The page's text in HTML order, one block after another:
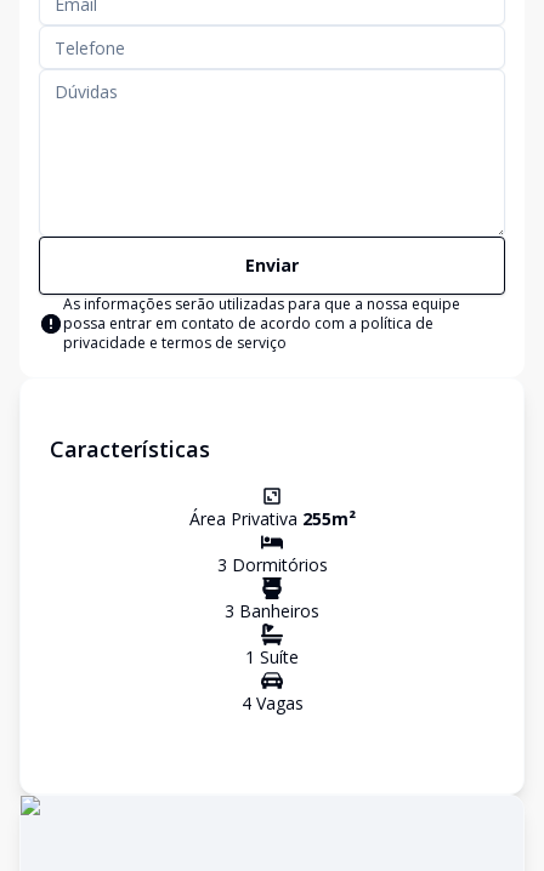
Enviar
As informações serão utilizadas para que a nossa equipe
possa entrar em contato de acordo com a política de
privacidade e termos de serviço
Características
Área Privativa 255m²
3 Dormitórios
3 Banheiros
1 Suíte
4Vagas